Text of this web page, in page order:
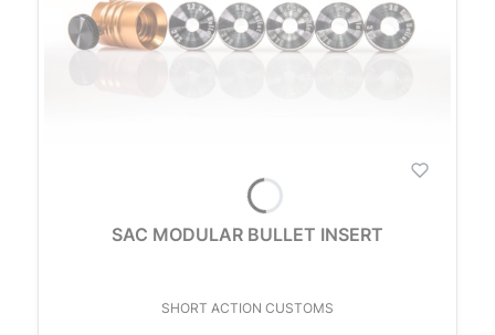
SAC MODULAR BULLET INSERT
PRODUCENT
SHORT ACTION CUSTOMS